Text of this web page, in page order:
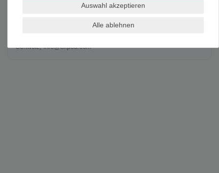
HERSTELLERINFORMATIONEN
Deutschland, repservice.eu@exped.com
Schweiz, info@exped.com
Auswahl akzeptieren
Alle ablehnen